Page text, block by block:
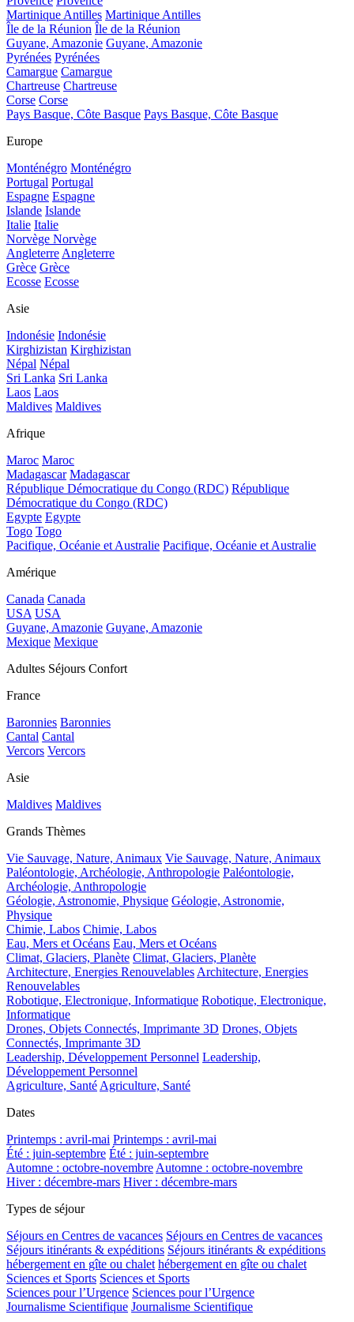
Martinique Antilles Martinique Antilles
Île de la Réunion Île de la Réunion
Guyane, Amazonie Guyane, Amazonie
Pyrénées Pyrénées
Camargue Camargue
Chartreuse Chartreuse
Corse Corse
Pays Basque, Côte Basque Pays Basque, Côte Basque
Europe
Monténégro Monténégro
Portugal Portugal
Espagne Espagne
Islande Islande
Italie Italie
Norvège Norvège
Angleterre Angleterre
Grèce Grèce
Ecosse Ecosse
Asie
Indonésie Indonésie
Kirghizistan Kirghizistan
Népal Népal
Sri Lanka Sri Lanka
Laos Laos
Maldives Maldives
Afrique
Maroc Maroc
Madagascar Madagascar
République Démocratique du Congo (RDC) République
Démocratique du Congo (RDC)
Egypte Egypte
Togo Togo
Pacifique, Océanie et Australie Pacifique, Océanie et Australie
Amérique
Canada Canada
USA USA
Guyane, Amazonie Guyane, Amazonie
Mexique Mexique
Adultes Séjours Confort
France
Baronnies Baronnies
Cantal Cantal
Vercors Vercors
Asie
Maldives Maldives
Grands Thèmes
Vie Sauvage, Nature, Animaux Vie Sauvage, Nature, Animaux
Paléontologie, Archéologie, Anthropologie Paléontologie,
Archéologie, Anthropologie
Géologie, Astronomie, Physique Géologie, Astronomie,
Physique
Chimie, Labos Chimie, Labos
Eau, Mers et Océans Eau, Mers et Océans
Climat, Glaciers, Planète Climat, Glaciers, Planète
Architecture, Energies Renouvelables Architecture, Energies
Renouvelables
Robotique, Electronique, Informatique Robotique, Electronique,
Informatique
Drones, Objets Connectés, Imprimante 3D Drones, Objets
Connectés, Imprimante 3D
Leadership, Développement Personnel Leadership,
Développement Personnel
Agriculture, Santé Agriculture, Santé
Dates
Printemps : avril-mai Printemps : avril-mai
Été : juin-septembre Été : juin-septembre
Automne : octobre-novembre Automne : octobre-novembre
Hiver : décembre-mars Hiver : décembre-mars
Types de séjour
Séjours en Centres de vacances Séjours en Centres de vacances
Séjours itinérants & expéditions Séjours itinérants & expéditions
hébergement en gîte ou chalet hébergement en gîte ou chalet
Sciences et Sports Sciences et Sports
Sciences pour l’Urgence Sciences pour l’Urgence
Journalisme Scientifique Journalisme Scientifique